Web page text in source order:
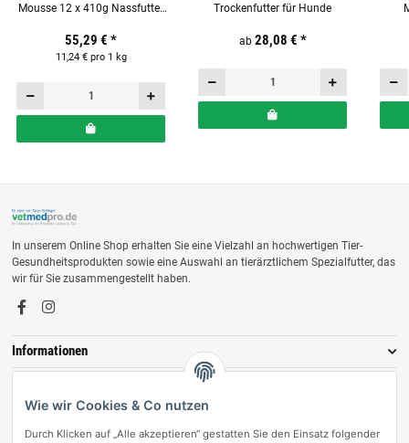
Mousse 12 x 410g Nassfutter
55,29 € *
11,24 € pro 1 kg
Trockenfutter für Hunde
ab 28,08 € *
In unserem Online Shop erhalten Sie eine Vielzahl an hochwertigen Tier-
Gesundheitsprodukten sowie eine Auswahl an tierärztlichem Spezialfutter, das
wir für Sie zusammengestellt haben.
Informationen
Wie wir Cookies & Co nutzen
Durch Klicken auf „Alle akzeptieren“ gestatten Sie den Einsatz folgender